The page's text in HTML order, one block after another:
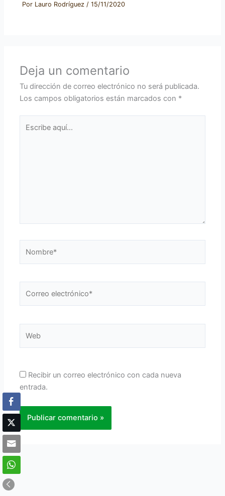
Por Lauro Rodríguez/15/11/2020
Deja un comentario
Tu dirección de correo electrónico no será publicada.
Los campos obligatorios están marcados con *
aquí...
Recibir un correo electrónico con cada nueva
entrada.